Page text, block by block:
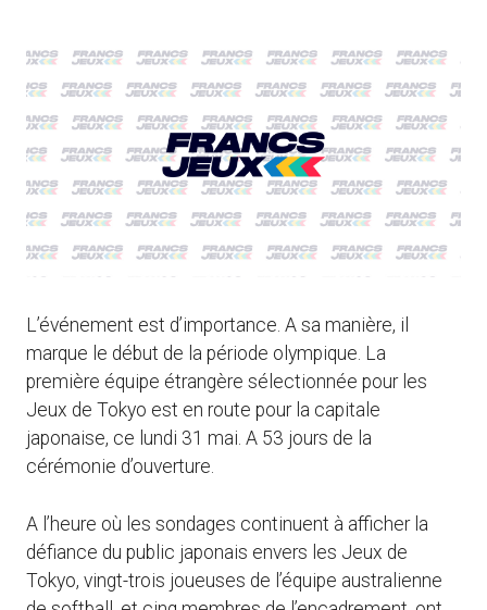
L’événement est d’importance. A sa manière, il
marque le début de la période olympique. La
première équipe étrangère sélectionnée pour les
Jeux de Tokyo est en route pour la capitale
japonaise, ce lundi 31 mai. A 53 jours de la
cérémonie d’ouverture.
A l’heure où les sondages continuent à afficher la
défiance du public japonais envers les Jeux de
Tokyo, vingt-trois joueuses de l’équipe australienne